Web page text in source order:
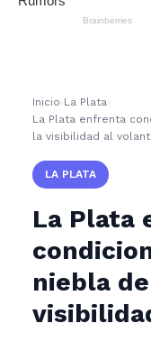
Inicio ›La Plata›
La Plata enfrenta
la visibilidad al
LA PLATA
La Plata
niebla